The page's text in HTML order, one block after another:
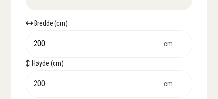
Bredde (cm)
cm
Høyde (cm)
cm